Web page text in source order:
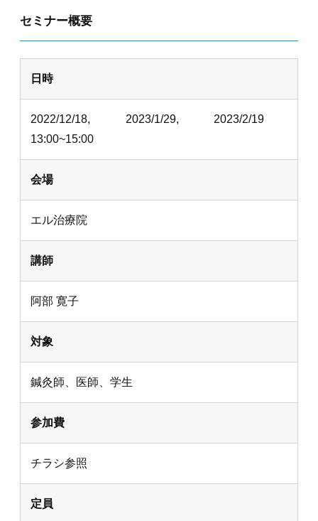
セミナー概要
日時
2022/12/18, 2023/1/29, 2023/2/19
13:00~15:00
会場
エル治療院
講師
阿部 寛子
対象
鍼灸師、医師、学生
参加費
チラシ参照
定員